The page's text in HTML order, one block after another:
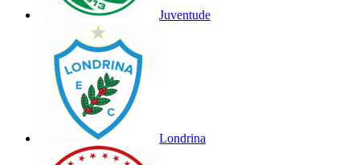
Juventude
Londrina